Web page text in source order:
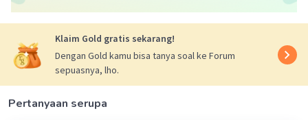
Jawabannya adalah C
Pantun tua
Beri Rating
Klaim Gold gratis sekarang!
Dengan Gold kamu bisa tanya soal ke Forum
sepuasnya, lho.
Pertanyaan serupa